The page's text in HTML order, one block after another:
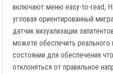
включают меню easy-to-read,
угловая ориентированный
датчик визуализации
можете обеспечить
состоянии для обеспечения
отклоняться от правильное